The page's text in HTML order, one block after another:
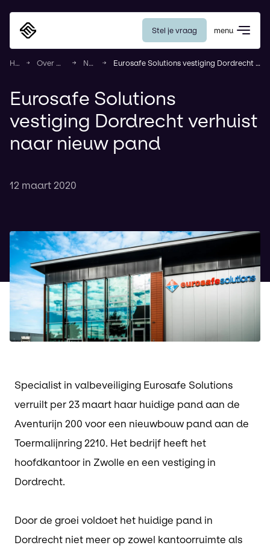
Stel je vraag menu
Home Over Eurosafe Nieuws Eurosafe Solutions vestiging Dordrecht verhuist naar nieuw pand
Eurosafe Solutions
vestiging Dordrecht verhuist
naar nieuw pand
12 maart 2020
Specialist in valbeveiliging Eurosafe Solutions
verruilt per 23 maart haar huidige pand aan de
Aventurijn 200 voor een nieuwbouw pand aan de
Toermalijnring 2210. Het bedrijf heeft het
hoofdkantoor in Zwolle en een vestiging in
Dordrecht.
Door de groei voldoet het huidige pand in
Dordrecht niet meer op zowel kantoorruimte als